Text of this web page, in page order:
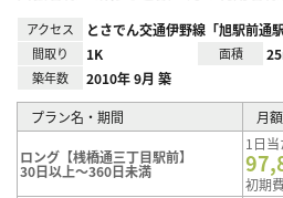
アクセス とさでん交通伊野線「旭駅前通駅
間取り 1K 面積
築年数 2010年 9月 築
プラン名・期間 月
ロング【桟橋通三丁目駅前】
30日以上～360日未満
1日
初期